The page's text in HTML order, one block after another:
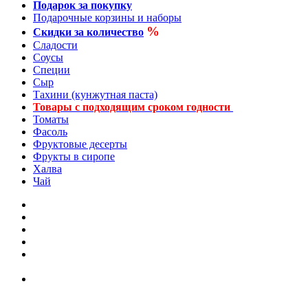
Подарок за покупку
Подарочные корзины и наборы
Скидки за количество %
Сладости
Соусы
Специи
Сыр
Тахини (кунжутная паста)
Товары с подходящим сроком годности
Томаты
Фасоль
Фруктовые десерты
Фрукты в сиропе
Халва
Чай